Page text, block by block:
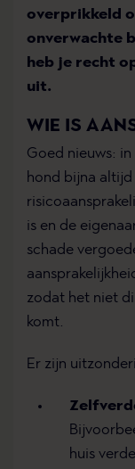
overprikkeld
onverwachte
heb je recht
uit.
WIE IS
Goed nieuws:
hond bijna
is en de
schade
zodat het niet
komt.
Er zijn
huis